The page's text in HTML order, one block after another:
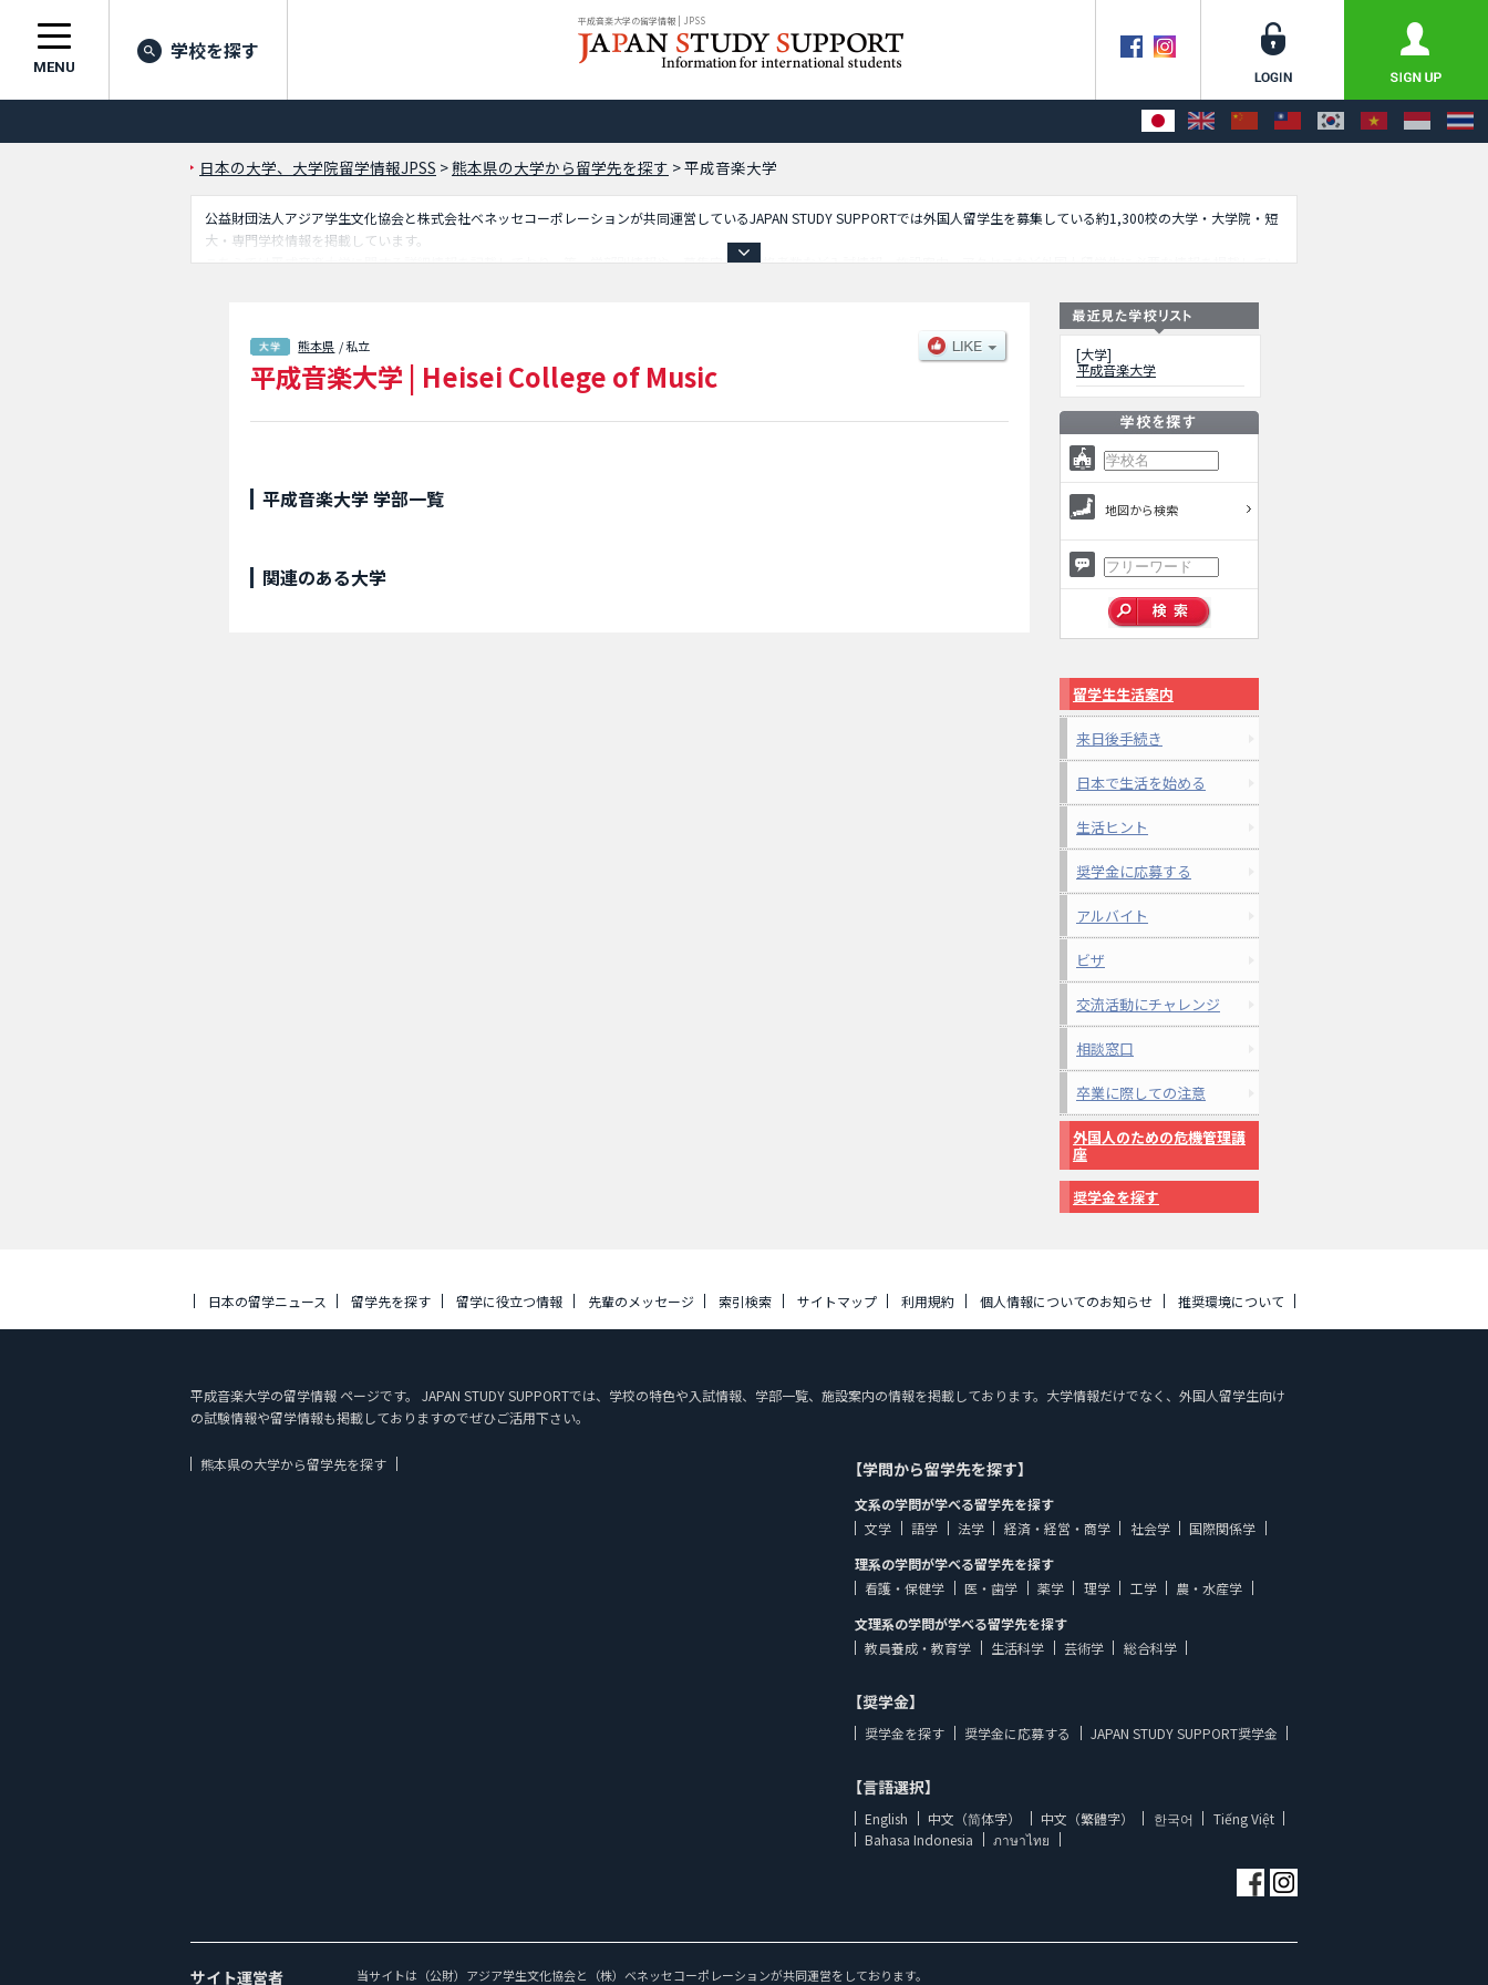
平成音楽大学の留学情報 | JPSS
MENU
学校を探す
日本の大学、大学院留学情報JPSS >熊本県の大学から留学先を探す >平成音楽大学
公益財団法人アジア学生文化協会と株式会社ベネッセコーポレーションが共同運営しているJAPAN STUDY SUPPORTでは外国人留学生を募集している約1,300校の大学・大学院・短
大・専門学校情報を掲載しています。
こちらでは平成音楽大学に関する詳細情報を記載しており、等、学部別情報や、募集定員や合格者数など入試情報、施設案内、アクセスなど外国人留学生に必要な情報を掲載してい
熊本県 / 私立
平成音楽大学 | Heisei College of Music
平成音楽大学 学部一覧
関連のある大学
[大学]
平成音楽大学
地図から検索
留学生生活案内
来日後手続き
日本で生活を始める
生活ヒント
奨学金に応募する
アルバイト
ビザ
交流活動にチャレンジ
相談窓口
卒業に際しての注意
外国人のための危機管理講
座
奨学金を探す
日本の留学ニュース 留学先を探す 留学に役立つ情報 先輩のメッセージ 索引検索 サイトマップ 利用規約 個人情報についてのお知らせ 推奨環境について
平成音楽大学の留学情報 ページです。 JAPAN STUDY SUPPORTでは、学校の特色や入試情報、学部一覧、施設案内の情報を掲載しております。大学情報だけでなく、外国人留学生向け
の試験情報や留学情報も掲載しておりますのでぜひご活用下さい。
熊本県の大学から留学先を探す 【学問から留学先を探す】
文系の学問が学べる留学先を探す
文学
語学 法学 経済・経営・商学 社会学
国際関係学
理系の学問が学べる留学先を探す
看護・保健学
医・歯学 薬学 理学 工学
農・水産学
文理系の学問が学べる留学先を探す
教員養成・教育学
生活科学 芸術学 総合科学
【奨学金】
奨学金を探す 奨学金に応募する JAPAN STUDY SUPPORT奨学金
【言語選択】
English 中文（简体字） 中文（繁體字） 한국어
Tiếng Việt
Bahasa Indonesia
ภาษาไทย
サイト運営者 当サイトは（公財）アジア学生文化協会と（株）ベネッセコーポレーションが共同運営をしております。